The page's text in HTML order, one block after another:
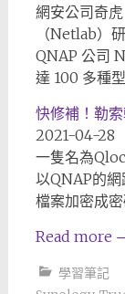
網安公司奇
（Netlab）
QNAP 公司
達 100 多種
快修補！勒
2021-04-28
一隻名為
以QNAP的
檔案加密成
Read more
學習筆記